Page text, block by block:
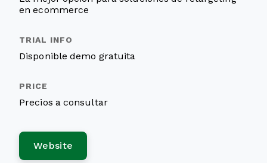
en ecommerce
Disponible demo gratuita
Precios a consultar
Website